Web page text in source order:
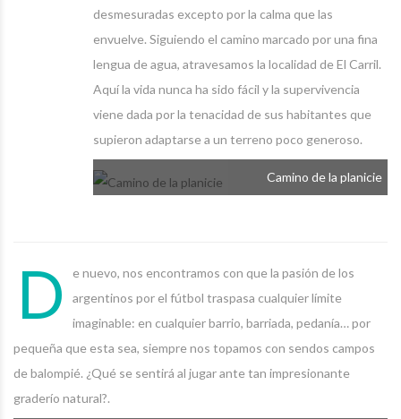
desmesuradas excepto por la calma que las
envuelve. Siguiendo el camino marcado por una fina
lengua de agua, atravesamos la localidad de El Carril.
Aquí la vida nunca ha sido fácil y la supervivencia
viene dada por la tenacidad de sus habitantes que
supieron adaptarse a un terreno poco generoso.
Camino de la planicie
D
e nuevo, nos encontramos con que la pasión de los
argentinos por el fútbol traspasa cualquier límite
imaginable: en cualquier barrio, barriada, pedanía… por
pequeña que esta sea, siempre nos topamos con sendos campos
de balompié. ¿Qué se sentirá al jugar ante tan impresionante
graderío natural?.